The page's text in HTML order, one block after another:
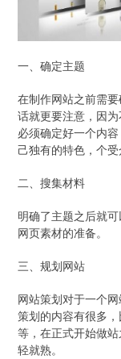
一、确定主题
在制作网站之前需
话就更要注意，因
必须确定好一个内
己独有的特色，个受
二、搜集材料
明确了主题之后就
网页素材的准备。
三、规划网站
网站策划对于一个
策划的内容有很多
等，在正式开始做
轻就熟。